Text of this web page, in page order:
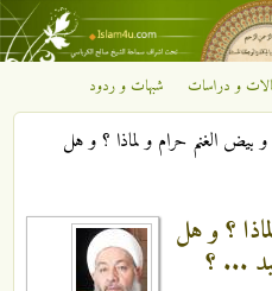
و دراسات شبهات و ردود
بيض الغنم حرام و لماذا ؟ و هل
؟ و هل
... ؟